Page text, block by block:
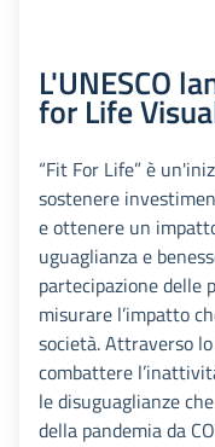
L'UNESCO
for Life
“Fit For Life” è
sostenere
e ottenere un
uguaglianza e
partecipazione delle
misurare l’impatto
società. Attraverso
combattere
le disuguaglianze
della pandemia da